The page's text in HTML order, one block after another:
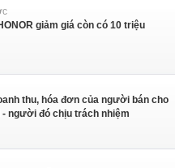
giảm giá còn có 10 triệu
thu, hóa đơn của người bán cho
người đó chịu trách nhiệm